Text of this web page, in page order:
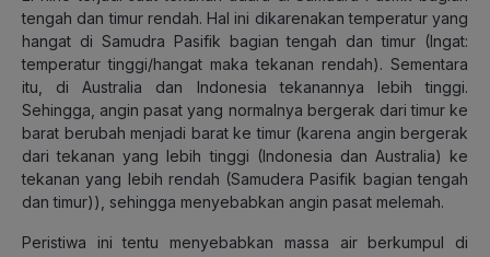
tengah dan timur rendah. Hal ini dikarenakan temperatur yang
hangat di Samudra Pasifik bagian tengah dan timur (Ingat:
temperatur tinggi/hangat maka tekanan rendah). Sementara
itu, di Australia dan Indonesia tekanannya lebih tinggi.
Sehingga, angin pasat yang normalnya bergerak dari timur ke
barat berubah menjadi barat ke timur (karena angin bergerak
dari tekanan yang lebih tinggi (Indonesia dan Australia) ke
tekanan yang lebih rendah (Samudera Pasifik bagian tengah
dan timur)), sehingga menyebabkan angin pasat melemah.
Peristiwa ini tentu menyebabkan massa air berkumpul di